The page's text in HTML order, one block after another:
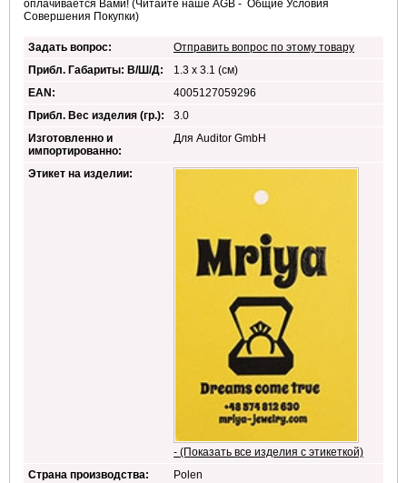
оплачивается Вами! (Читайте наше AGB - Общие Условия
Совершения Покупки)
Задать вопрос:
Отправить вопрос по этому товару
Прибл. Габариты: В/Ш/Д:
1.3 x 3.1 (см)
EAN:
4005127059296
Прибл. Вес изделия (гр.):
3.0
Изготовленно и
импортированно:
Для Auditor GmbH
Этикет на изделии:
- (Показать все изделия с этикеткой)
Страна производства:
Polen